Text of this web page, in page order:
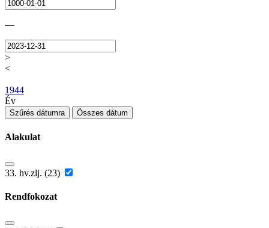
—
>
<
1944
Év
Szűrés dátumra Összes dátum
Alakulat
33. hv.zlj. (23)
Rendfokozat